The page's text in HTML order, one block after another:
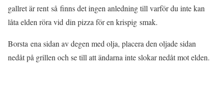
gallret är rent så finns det ingen anledning till varför du inte kan
låta elden röra vid din pizza för en krispig smak.
Borsta ena sidan av degen med olja, placera den oljade sidan
nedåt på grillen och se till att ändarna inte slokar nedåt mot elden.